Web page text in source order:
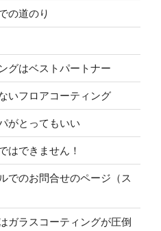
の道のり
グはベストパートナー
いフロアコーティング
がとってもいい
はできません！
のお問合せのページ（ス
ガラスコーティングが圧倒